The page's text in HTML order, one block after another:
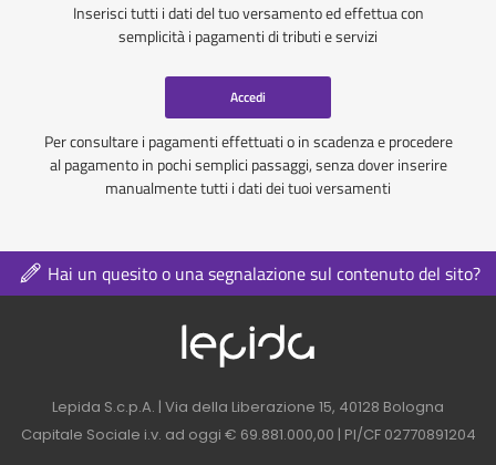
Inserisci tutti i dati del tuo versamento ed effettua con
semplicità i pagamenti di tributi e servizi
Accedi
Per consultare i pagamenti effettuati o in scadenza e procedere
al pagamento in pochi semplici passaggi, senza dover inserire
manualmente tutti i dati dei tuoi versamenti
Hai un quesito o una segnalazione sul contenuto del sito?
Logo azienda nel
Contatti azienda nel footer
Lepida S.c.p.A. | Via della Liberazione 15, 40128 Bologna
Capitale Sociale i.v. ad oggi € 69.881.000,00 | PI/CF 02770891204